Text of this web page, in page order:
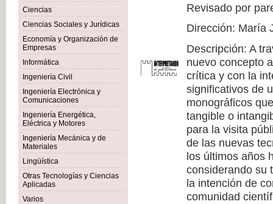
Ciencias
Ciencias Sociales y Jurídicas
Economía y Organización de
Empresas
Informática
Ingeniería Civil
Ingeniería Electrónica y
Comunicaciones
Ingeniería Energética,
Eléctrica y Motores
Ingeniería Mecánica y de
Materiales
Lingüística
Otras Tecnologías y Ciencias
Aplicadas
Varios
Revisado por
Dirección: María
Descripción: A
nuevo concepto
crítica y con la
significativos de
monográficos
tangible o
para la visita
de las nuevas
los últimos años
considerando su
la intención de
comunidad